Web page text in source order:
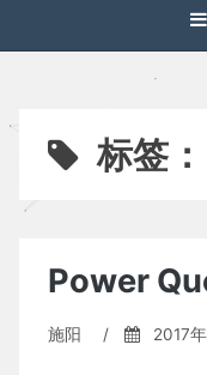
标签：
Power
施阳 / 2017